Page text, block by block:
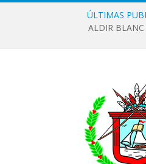
ÚLTIMAS
ALDIR BLANC